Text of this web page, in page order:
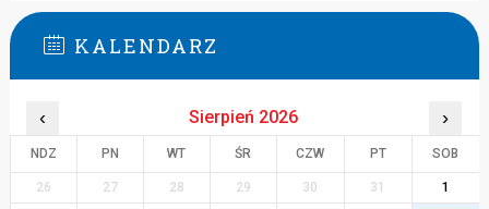
KALENDARZ
‹ Sierpień 2026 ›
NDZ PN WT ŚR CZW PT SOB
26 27 28 29 30 31
1